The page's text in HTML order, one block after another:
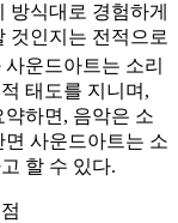
방식대로 경험하게
것인지는 전적으로
운드아트는 소리
태도를 지니며,
하면, 음악은 소
사운드아트는 소
할 수 있다.